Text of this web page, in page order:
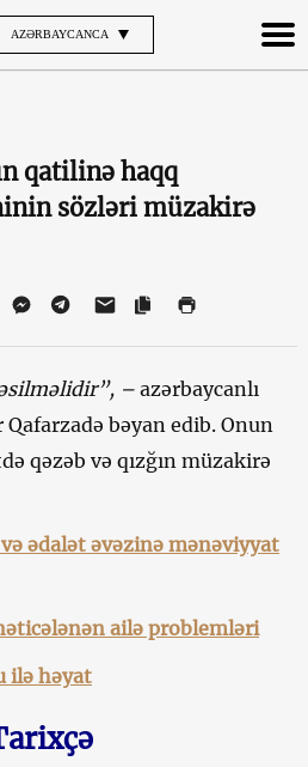
AZƏRBAYCANCA
qatilinə haqq
sözləri müzakirə
– azərbaycanlı
bəyan edib. Onun
qəzəb və qızğın müzakirə
ədalət əvəzinə mənəviyyat
ailə problemləri
ilə həyat